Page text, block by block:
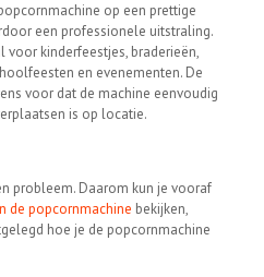
op een prettige
een professionele uitstraling.
voor kinderfeestjes, braderieën,
en evenementen. De
voor dat de machine eenvoudig
is op locatie.
probleem. Daarom kun je vooraf
de popcornmachine bekijken,
hoe je de popcornmachine